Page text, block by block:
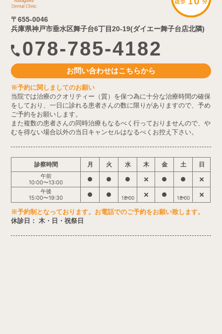
〒655-0046
兵庫県神戸市垂水区舞子台6丁目20-19(ダイエー舞子台店北隣)
078-785-4182
お問い合わせはこちらから
※予約に関しましてのお願い
当院では治療のクオリティー（質）を保つ為に十分な治療時間の確保
をしており、一日に診れる患者さんの数に限りがありますので、予め
ご予約をお願いします。
また複数の患者さんの同時治療もなるべく行っておりませんので、や
むを得ない場合以外の当日キャンセルはなるべくお控え下さい。
診察時間 月 火 水 木 金 土 日
午前
10:00〜13:00
● ● ● ● ●
午後
15:00〜19:30
● ● 18:00 ● 18:00
※予約制となっております。お電話でのご予約をお願い致します。
休診日： 木・日・祝祭日